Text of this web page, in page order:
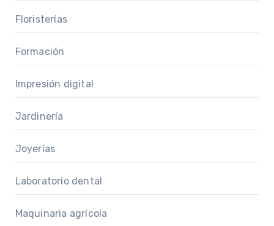
Floristerías
Formación
Impresión digital
Jardinería
Joyerías
Laboratorio dental
Maquinaria agrícola